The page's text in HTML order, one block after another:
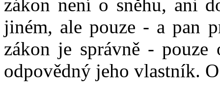
zákon není o sněhu, ani
jiném, ale pouze - a pan
zákon je správně - pouze
odpovědný jeho vlastník.